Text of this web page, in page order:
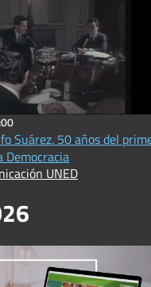
Suárez. 50 años del
Democracia
UNED